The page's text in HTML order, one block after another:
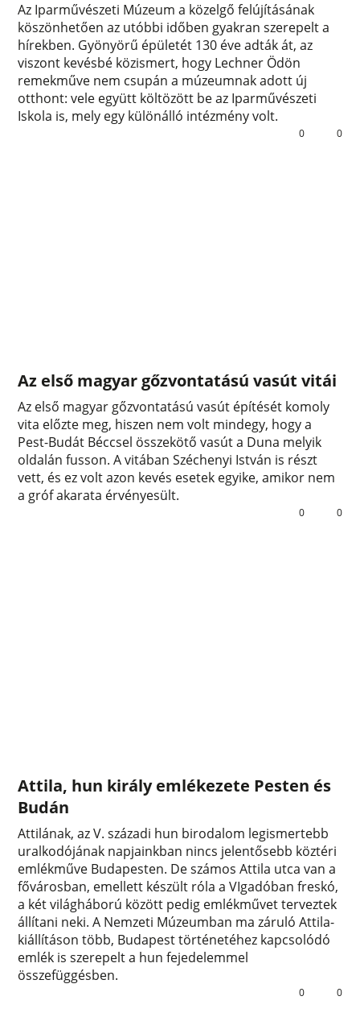
Az Iparművészeti Múzeum a közelgő felújításának
köszönhetően az utóbbi időben gyakran szerepelt a
hírekben. Gyönyörű épületét 130 éve adták át, az
viszont kevésbé közismert, hogy Lechner Ödön
remekműve nem csupán a múzeumnak adott új
otthont: vele együtt költözött be az Iparművészeti
Iskola is, mely egy különálló intézmény volt.
0 0
Az első magyar gőzvontatású vasút vitái
Az első magyar gőzvontatású vasút építését komoly
vita előzte meg, hiszen nem volt mindegy, hogy a
Pest-Budát Béccsel összekötő vasút a Duna melyik
oldalán fusson. A vitában Széchenyi István is részt
vett, és ez volt azon kevés esetek egyike, amikor nem
a gróf akarata érvényesült.
0 0
Attila, hun király emlékezete Pesten és
Budán
Attilának, az V. századi hun birodalom legismertebb
uralkodójának napjainkban nincs jelentősebb köztéri
emlékműve Budapesten. De számos Attila utca van a
fővárosban, emellett készült róla a VIgadóban freskó,
a két világháború között pedig emlékművet terveztek
állítani neki. A Nemzeti Múzeumban ma záruló Attila-
kiállításon több, Budapest történetéhez kapcsolódó
emlék is szerepelt a hun fejedelemmel
összefüggésben.
0 0